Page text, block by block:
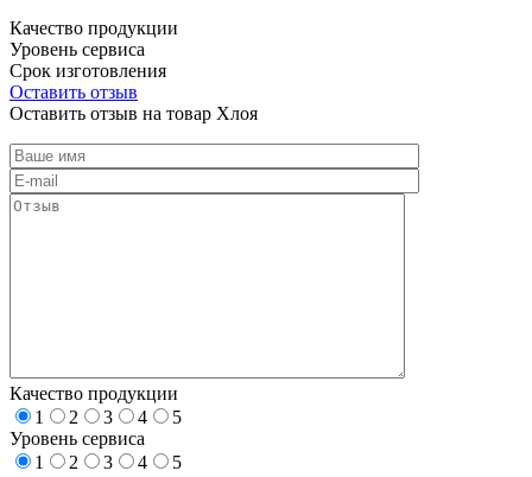
Качество продукции
Уровень сервиса
Срок изготовления
Оставить отзыв
Оставить отзыв на товар Хлоя
Качество продукции
1
2 3 4
5
Уровень сервиса
1
2 3 4
5